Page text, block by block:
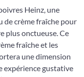
Heinz, une
de crème fraîche pour
plus onctueuse. Ce
fraîche et les
une dimension
expérience gustative